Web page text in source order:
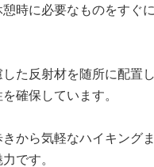
時に必要なものをすぐ
た反射材を随所に配置
確保しています。
から気軽なハイキング
です。